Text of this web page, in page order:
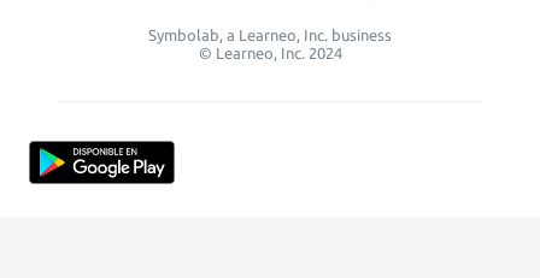
Symbolab, a Learneo, Inc. business
© Learneo, Inc. 2024